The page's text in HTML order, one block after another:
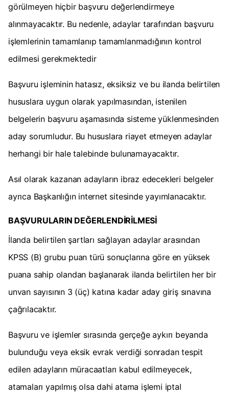
görülmeyen hiçbir başvuru değerlendirmeye
alınmayacaktır. Bu nedenle, adaylar tarafından başvuru
işlemlerinin tamamlanıp tamamlanmadığının kontrol
edilmesi gerekmektedir
Başvuru işleminin hatasız, eksiksiz ve bu ilanda belirtilen
hususlara uygun olarak yapılmasından, istenilen
belgelerin başvuru aşamasında sisteme yüklenmesinden
aday sorumludur. Bu hususlara riayet etmeyen adaylar
herhangi bir hale talebinde bulunamayacaktır.
Asıl olarak kazanan adayların ibraz edecekleri belgeler
ayrıca Başkanlığın internet sitesinde yayımlanacaktır.
BAŞVURULARIN DEĞERLENDİRİLMESİ
İlanda belirtilen şartları sağlayan adaylar arasından
KPSS (B) grubu puan türü sonuçlarına göre en yüksek
puana sahip olandan başlanarak ilanda belirtilen her bir
unvan sayısının 3 (üç) katına kadar aday giriş sınavına
çağrılacaktır.
Başvuru ve işlemler sırasında gerçeğe aykırı beyanda
bulunduğu veya eksik evrak verdiği sonradan tespit
edilen adayların müracaatları kabul edilmeyecek,
atamaları yapılmış olsa dahi atama işlemi iptal